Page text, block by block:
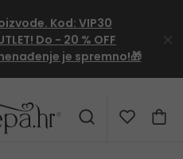
Kod:VIP30
Do - 20 % OFF
je spremno!🎁